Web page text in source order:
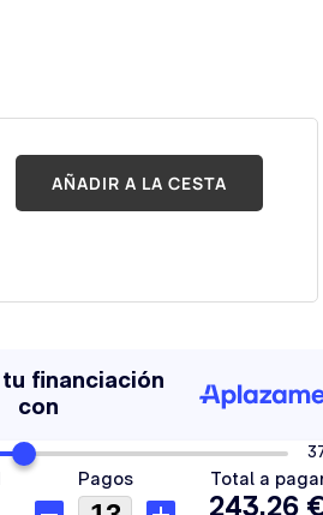
AÑADIR A LA CESTA